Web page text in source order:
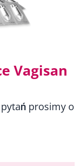
Vagisan
prosimy o